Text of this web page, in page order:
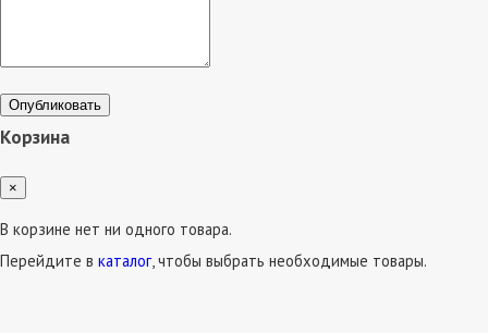
Опубликовать
Корзина
×
В корзине нет ни одного товара.
Перейдите в каталог, чтобы выбрать необходимые товары.